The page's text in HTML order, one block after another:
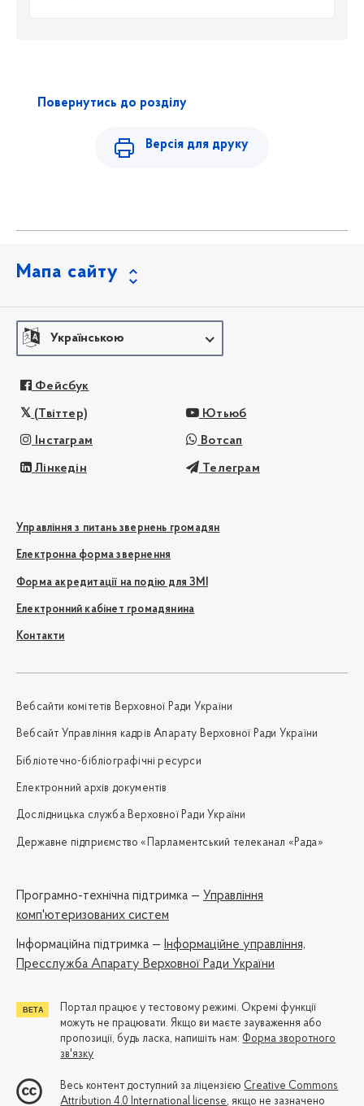
Повернутись до розділу
Версія для друку
Мапа сайту
Українською
Фейсбук
(Твіттер) Ютьюб
Інстаграм Вотсап
Лінкедін Телеграм
Управління з питань звернень громадян
Електронна форма звернення
Форма акредитації на подію для ЗМІ
Електронний кабінет громадянина
Контакти
Вебсайти комітетів Верховної Ради України
Вебсайт Управління кадрів Апарату Верховної Ради України
Бібліотечно-бібліографічні ресурси
Електронний архів документів
Дослідницька служба Верховної Ради України
Державне підприємство «Парламентський телеканал «Рада»
Програмно-технічна підтримка — Управління
комп'ютеризованих систем
Iнформаційна підтримка — Інформаційне управління,
Пресслужба Апарату Верховної Ради України
Портал працює у тестовому режимі. Окремі функції
можуть не працювати. Якщо ви маєте зауваження або
пропозиції, будь ласка, напишіть нам: Форма зворотного
зв'язку
Весь контент доступний за ліцензією Creative Commons
Attribution 4.0 International license, якщо не зазначено